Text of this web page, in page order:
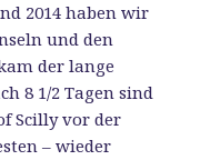
2014 haben wir
und den
der lange
8 1/2 Tagen sind
Scilly vor der
– wieder